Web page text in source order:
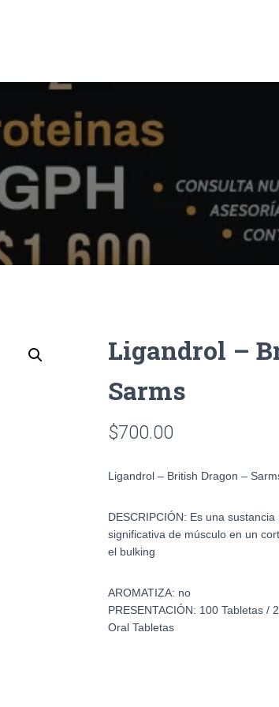
Ligandrol –
Sarms
$700.00
Ligandrol – British Dragon –
DESCRIPCIÓN: Es una
significativa de músculo en un
el bulking
AROMATIZA: no
PRESENTACIÓN: 100 Tabletas /
Oral Tabletas